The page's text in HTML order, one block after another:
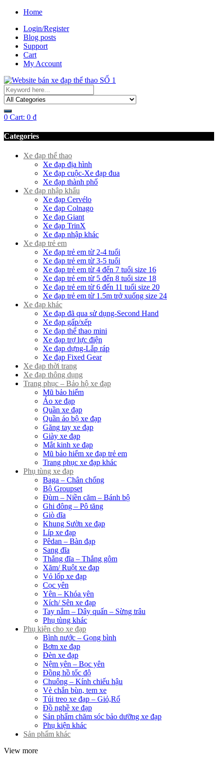
Home
Login/Register
Blog posts
Support
Cart
My Account
0 Cart: 0 ₫
Categories
Xe đạp thể thao
Xe đạp địa hình
Xe đạp cuộc-Xe đạp đua
Xe đạp thành phố
Xe đạp nhập khẩu
Xe đạp Cervélo
Xe đạp Colnago
Xe đạp Giant
Xe đạp TrinX
Xe đạp nhập khác
Xe đạp trẻ em
Xe đạp trẻ em từ 2-4 tuổi
Xe đạp trẻ em từ 3-5 tuổi
Xe đạp trẻ em từ 4 đến 7 tuổi size 16
Xe đạp trẻ em từ 5 đến 8 tuổi size 18
Xe đạp trẻ em từ 6 đến 11 tuổi size 20
Xe đạp trẻ em từ 1.5m trở xuống size 24
Xe đạp khác
Xe đạp đã qua sử dụng-Second Hand
Xe đạp gấp/xếp
Xe đạp thể thao mini
Xe đạp trợ lực điện
Xe đạp dựng-Lắp ráp
Xe đạp Fixed Gear
Xe đạp thời trang
Xe đạp thông dụng
Trang phục – Bảo hộ xe đạp
Mũ bảo hiểm
Áo xe đạp
Quần xe đạp
Quần áo bộ xe đạp
Găng tay xe đạp
Giày xe đạp
Mắt kinh xe đạp
Mũ bảo hiểm xe đạp trẻ em
Trang phục xe đạp khác
Phụ tùng xe đạp
Baga – Chân chống
Bộ Groupset
Đùm – Niền căm – Bánh bộ
Ghi đông – Pô tăng
Giò dĩa
Khung Sườn xe đạp
Líp xe đạp
Pêdan – Bàn đạp
Sang đĩa
Thắng đĩa – Thắng gôm
Xăm/ Ruột xe đạp
Vỏ lốp xe đạp
Cọc yên
Yên – Khóa yên
Xích/ Sên xe đạp
Tay nắm – Dây quấn – Sừng trâu
Phụ tùng khác
Phụ kiện cho xe đạp
Bình nước – Gọng bình
Bơm xe đạp
Đèn xe đạp
Nệm yên – Bọc yên
Đồng hồ tốc độ
Chuông – Kính chiếu hậu
Vè chắn bùn, tem xe
Túi treo xe đạp – Giỏ,Rổ
Đồ nghề xe đạp
Sản phẩm chăm sóc bảo dưỡng xe đạp
Phụ kiện khác
Sản phẩm khác
View more